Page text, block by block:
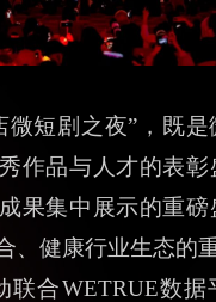
微短剧之夜”，既
作品与人才的表
果集中展示的重
、健康行业生态的
联合WETRUE数据